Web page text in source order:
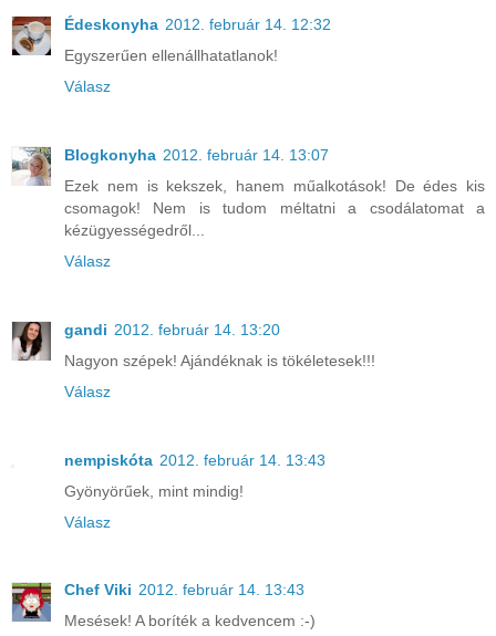
Édeskonyha 2012. február 14. 12:32
Egyszerűen ellenállhatatlanok!
Válasz
Blogkonyha 2012. február 14. 13:07
Ezek nem is kekszek, hanem műalkotások! De édes kis
csomagok! Nem is tudom méltatni a csodálatomat a
kézügyességedről...
Válasz
gandi 2012. február 14. 13:20
Nagyon szépek! Ajándéknak is tökéletesek!!!
Válasz
nempiskóta 2012. február 14. 13:43
Gyönyörűek, mint mindig!
Válasz
Chef Viki 2012. február 14. 13:43
Mesések! A boríték a kedvencem :-)